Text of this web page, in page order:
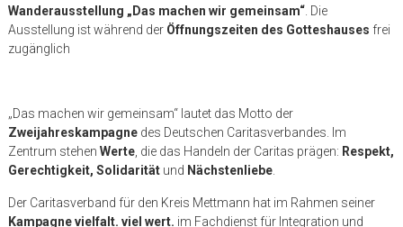
Wanderausstellung „Das machen wir gemeinsam“. Die
Ausstellung ist während der Öffnungszeiten des Gotteshauses frei
zugänglich
„Das machen wir gemeinsam“ lautet das Motto der
Zweijahreskampagnedes Deutschen Caritasverbandes. Im
Zentrum stehen Werte, die das Handeln der Caritas prägen: Respekt,
Gerechtigkeit, Solidaritätund Nächstenliebe.
Der Caritasverband für den Kreis Mettmann hat im Rahmen seiner
Kampagne vielfalt. viel wert. im Fachdienst für Integration und